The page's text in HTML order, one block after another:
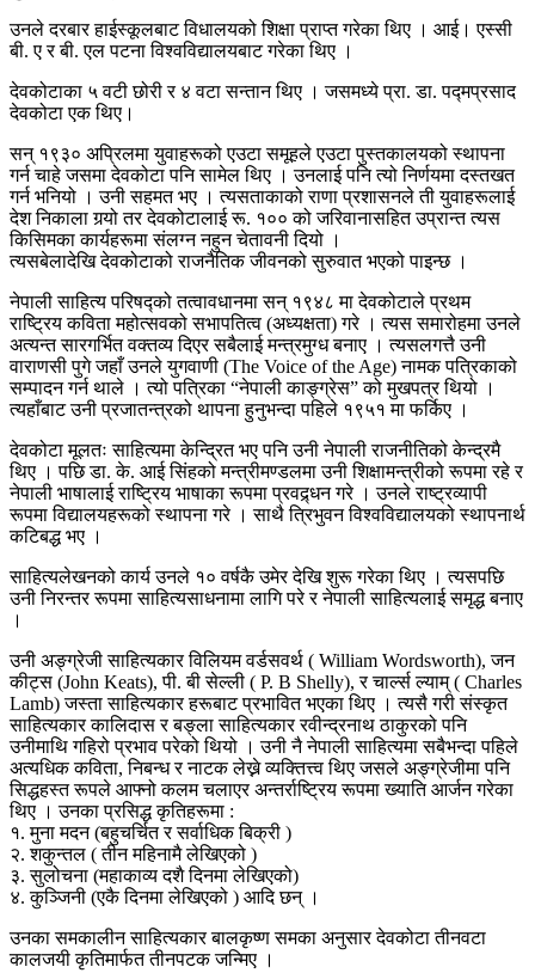
उनले दरबार हाईस्कूलबाट विधालयको शिक्षा प्राप्त गरेका थिए । आई। एस्सी
बी. ए र बी. एल पटना विश्वविद्यालयबाट गरेका थिए ।
देवकोटाका ५ वटी छोरी र ४ वटा सन्तान थिए । जसमध्ये प्रा. डा. पद्मप्रसाद
देवकोटा एक थिए।
सन् १९३० अप्रिलमा युवाहरूको एउटा समूहले एउटा पुस्तकालयको स्थापना
गर्न चाहे जसमा देवकोटा पनि सामेल थिए । उनलाई पनि त्यो निर्णयमा दस्तखत
गर्न भनियो । उनी सहमत भए । त्यसताकाको राणा प्रशासनले ती युवाहरूलाई
देश निकाला गर्‍यो तर देवकोटालाई रू. १०० को जरिवानासहित उप्रान्त त्यस
किसिमका कार्यहरूमा संलग्न नहुन चेतावनी दियो ।
त्यसबेलादेखि देवकोटाको राजनैतिक जीवनको सुरुवात भएको पाइन्छ ।
नेपाली साहित्य परिषद्को तत्वावधानमा सन् १९४८ मा देवकोटाले प्रथम
राष्ट्रिय कविता महोत्सवको सभापतित्व (अध्यक्षता) गरे । त्यस समारोहमा उनले
अत्यन्त सारगर्भित वक्तव्य दिएर सबैलाई मन्त्रमुग्ध बनाए । त्यसलगत्तै उनी
वाराणसी पुगे जहाँ उनले युगवाणी (The Voice of the Age) नामक पत्रिकाको
सम्पादन गर्न थाले । त्यो पत्रिका “नेपाली काङ्ग्रेस” को मुखपत्र थियो ।
त्यहाँबाट उनी प्रजातन्त्रको थापना हुनुभन्दा पहिले १९५१ मा फर्किए ।
देवकोटा मूलतः साहित्यमा केन्द्रित भए पनि उनी नेपाली राजनीतिको केन्द्रमै
थिए । पछि डा. के. आई सिंहको मन्त्रीमण्डलमा उनी शिक्षामन्त्रीको रूपमा रहे र
नेपाली भाषालाई राष्ट्रिय भाषाका रूपमा प्रवद्र्धन गरे । उनले राष्ट्रव्यापी
रूपमा विद्यालयहरूको स्थापना गरे । साथै त्रिभुवन विश्वविद्यालयको स्थापनार्थ
कटिबद्ध भए ।
साहित्यलेखनको कार्य उनले १० वर्षकै उमेर देखि शुरू गरेका थिए । त्यसपछि
उनी निरन्तर रूपमा साहित्यसाधनामा लागि परे र नेपाली साहित्यलाई समृद्ध बनाए
।
उनी अङ्ग्रेजी साहित्यकार विलियम वर्डसवर्थ ( William Wordsworth), जन
कीट्स (John Keats), पी. बी सेल्ली ( P. B Shelly), र चार्ल्स ल्याम् ( Charles
Lamb) जस्ता साहित्यकार हरूबाट प्रभावित भएका थिए । त्यसै गरी संस्कृत
साहित्यकार कालिदास र बङ्ला साहित्यकार रवीन्द्रनाथ ठाकुरको पनि
उनीमाथि गहिरो प्रभाव परेको थियो । उनी नै नेपाली साहित्यमा सबैभन्दा पहिले
अत्यधिक कविता, निबन्ध र नाटक लेख्ने व्यक्तित्त्व थिए जसले अङ्ग्रेजीमा पनि
सिद्धहस्त रूपले आफ्नो कलम चलाएर अन्तर्राष्ट्रिय रूपमा ख्याति आर्जन गरेका
थिए । उनका प्रसिद्ध कृतिहरूमा :
१. मुना मदन (बहुचर्चित र सर्वाधिक बिक्री )
२. शकुन्तल ( तीन महिनामै लेखिएको )
३. सुलोचना (महाकाव्य दशै दिनमा लेखिएको)
४. कुञ्जिनी (एकै दिनमा लेखिएको ) आदि छन् ।
उनका समकालीन साहित्यकार बालकृष्ण समका अनुसार देवकोटा तीनवटा
कालजयी कृतिमार्फत तीनपटक जन्मिए ।